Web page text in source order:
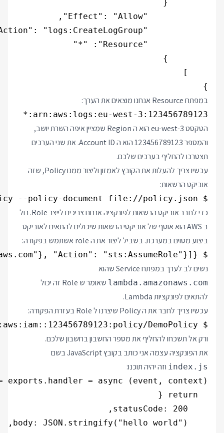
}
במפתח Resource אנחנו מוצאים את הערך:
arn:aws:logs:eu-west-3:123456789123:*
הטקסט eu-west-3 הוא ה Region שמציין איפה השרת יושב,
והמספר 123456789123 הוא ה Account ID. את שני הערכים
תצטרכו להחליף בערכים שלכם.
עכשיו צריך להעלות את הקובץ לאמזון וליצור ממנו Policy, שזה
אוביקט הרשאות:
$ aws iam create-policy --policy-name DemoPolicy --policy-document file://policy.json
כדי לחבר אוביקט הרשאות לפונקציה אנחנו צריכים לייצר Role. רול
ב AWS הוא אוסף של אוביקטי הרשאות שיכולים להתאים לאוביקט
ביצוע מסוים במערכת. בשביל ליצור את ה role אשתמש בפקודה:
$ aws iam create-role --role-name lambda-ex --assume-role-policy-document '{"Version": "2012-10-17","Statement": [{ "Effect": "Allow", "Principal": {"Service": "lambda.amazonaws.com"}, "Action": "sts:AssumeRole"}]}'
נשים לב לערך במפתח Service שהוא
lambda.amazonaws.com
שאומר ש Role זה יכול
להתאים לפונקציות Lambda.
עכשיו צריך לחבר את ה Policy שיצרנו ל Role בעזרת הפקודה:
$ aws iam attach-role-policy --role-name lambda-ex --policy-arn arn:aws:iam::123456789123:policy/DemoPolicy
ורק אל תשכחו להחליף את מספר החשבון בחשבון שלכם.
את הפונקציה עצמה אני כותב בקובץ JavaScript בשם
index.js וזה יהיה תוכנו: